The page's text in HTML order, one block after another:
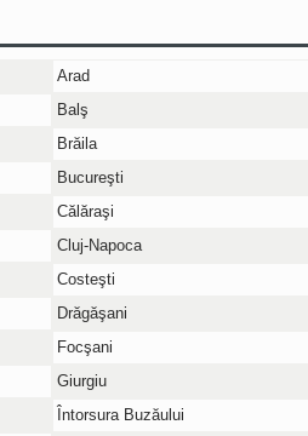
Arad
Balş
Brăila
Bucureşti
Călăraşi
Cluj-Napoca
Costeşti
Drăgăşani
Focşani
Giurgiu
Întorsura Buzăului